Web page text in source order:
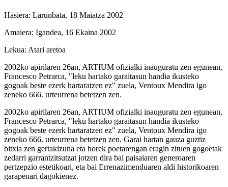
Hasiera: Larunbata, 18 Maiatza 2002
Amaiera: Igandea, 16 Ekaina 2002
Lekua: Atari aretoa
2002ko apirilaren 26an, ARTIUM ofizialki inauguratu zen egunean,
Francesco Petrarca, "leku hartako garaitasun handia ikusteko
gogoak beste ezerk hartaratzen ez" zuela, Ventoux Mendira igo
zeneko 666. urteurrena betetzen zen.
2002ko apirilaren 26an, ARTIUM ofizialki inauguratu zen egunean,
Francesco Petrarca, "leku hartako garaitasun handia ikusteko
gogoak beste ezerk hartaratzen ez" zuela, Ventoux Mendira igo
zeneko 666. urteurrena betetzen zen. Garai hartan gauza guztiz
bitxia zen gertakizuna eta horek poetarengan eragin zituen gogoetak
zedarri garrantzitsutzat jotzen dira bai paisaiaren generoaren
pertzepzio estetikoari, eta bai Errenazimenduaren aldi historikoaren
garapenari dagokienez.